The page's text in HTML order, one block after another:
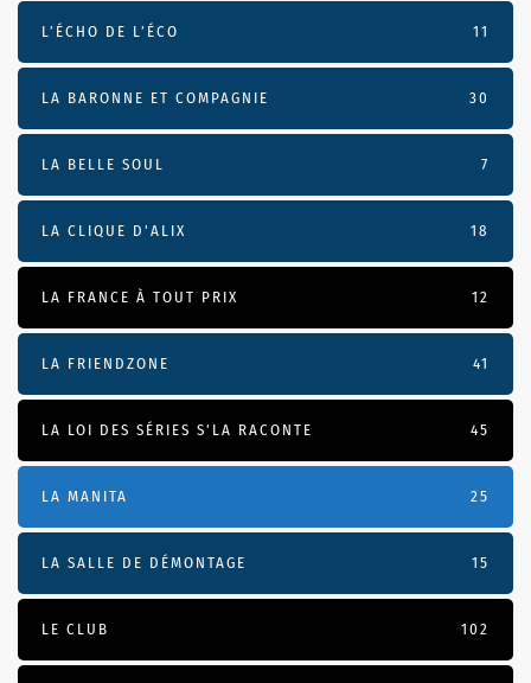
L’ÉCHO DE L’ÉCO 11
LA BARONNE ET COMPAGNIE 30
LA BELLE SOUL 7
LA CLIQUE D'ALIX 18
LA FRANCE À TOUT PRIX 12
LA FRIENDZONE 41
LA LOI DES SÉRIES S'LA RACONTE 45
LA MANITA 25
LA SALLE DE DÉMONTAGE 15
LE CLUB 102